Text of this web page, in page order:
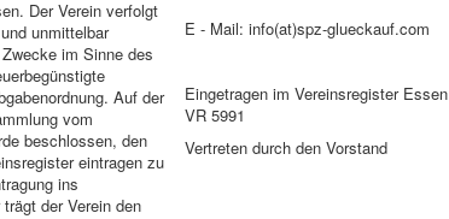
Der Verein verfolgt
unmittelbar
im Sinne des
Auf der
vom
beschlossen, den
eintragen zu
ins
der Verein den
E - Mail: info(at)spz-glueckauf.com
Eingetragen im Vereinsregister Essen
VR 5991
Vertreten durch den Vorstand